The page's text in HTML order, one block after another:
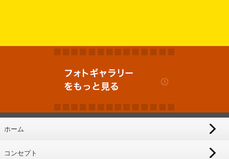
ホーム
コンセプト